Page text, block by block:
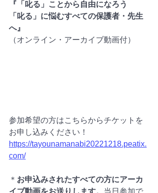
『「叱る」ことから自由になろう
「叱る」に悩むすべての保護者・先生
へ』
（オンライン・アーカイブ動画付）
参加希望の方はこちらからチケットを
お申し込みください！
https://tayounamanabi20221218.peatix.
com/
＊ お申込みされたすべての方にアーカ